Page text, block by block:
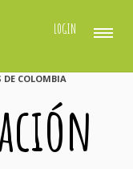
LOGIN
COLOMBIA